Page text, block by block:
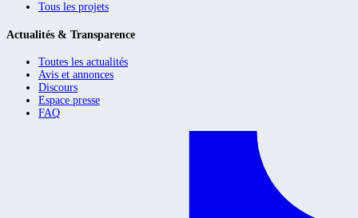
Tous les projets
Actualités & Transparence
Toutes les actualités
Avis et annonces
Discours
Espace presse
FAQ